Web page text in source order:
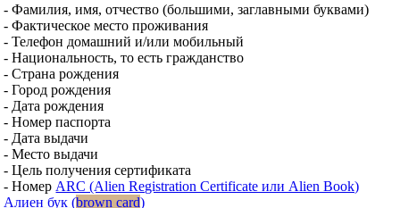
- Фамилия, имя, отчество (большими, заглавными буквами)
- Фактическое место проживания
- Телефон домашний и/или мобильный
- Национальность, то есть гражданство
- Страна рождения
- Город рождения
- Дата рождения
- Номер паспорта
- Дата выдачи
- Место выдачи
- Цель получения сертификата
- Номер ARC (Alien Registration Certificate или Alien Book)
Алиен бук (brown card)